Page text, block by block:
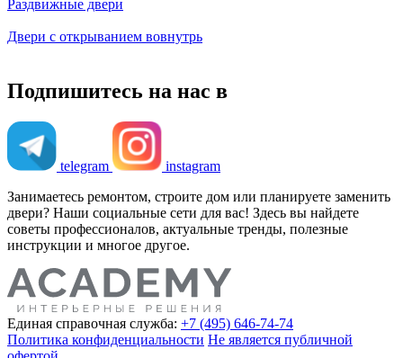
Раздвижные двери
Двери с открыванием вовнутрь
Подпишитесь на нас в
telegram
instagram
Занимаетесь ремонтом, строите дом или планируете заменить
двери? Наши социальные сети для вас! Здесь вы найдете
советы профессионалов, актуальные тренды, полезные
инструкции и многое другое.
Единая справочная служба: +7 (495) 646-74-74
Политика конфиденциальности Не является публичной